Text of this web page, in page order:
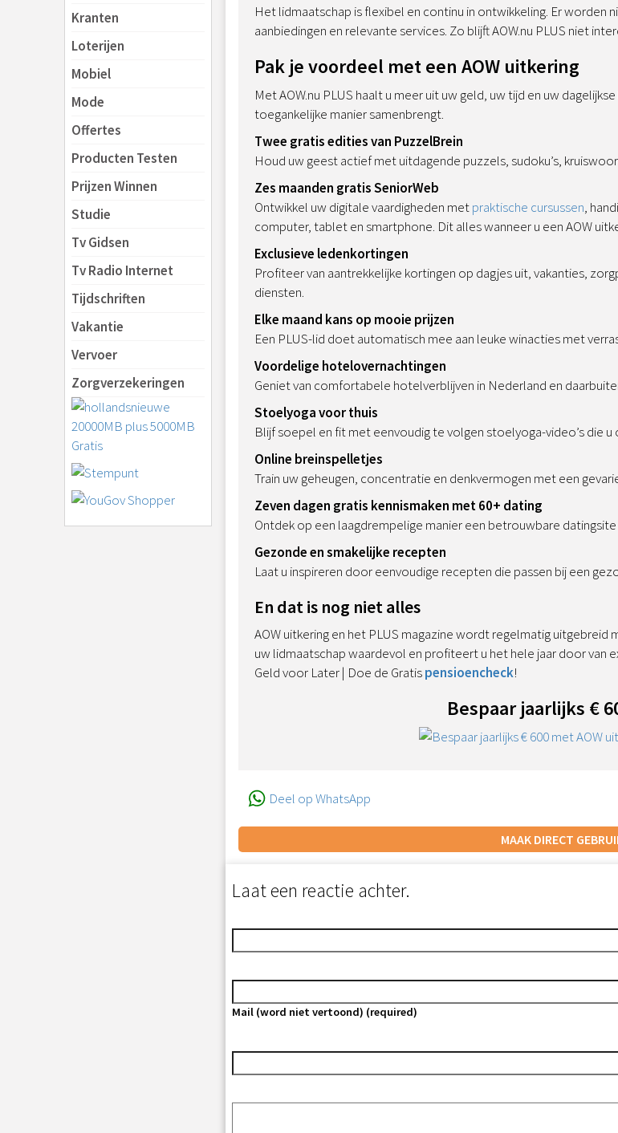
Kranten
Loterijen
Mobiel
Mode
Offertes
Producten Testen
Prijzen Winnen
Studie
Tv Gidsen
Tv Radio Internet
Tijdschriften
Vakantie
Vervoer
Zorgverzekeringen
Het lidmaatschap is flexibel en continu in ontwikkeling. Er
aanbiedingen en relevante services. Zo blijft AOW.nu PLUS niet
Pak je voordeel met een AOW uitkering
Met AOW.nu PLUS haalt u meer uit uw geld, uw tijd en uw
toegankelijke manier samenbrengt.
Twee gratis edities van PuzzelBrein
Houd uw geest actief met uitdagende puzzels, sudoku’s,
Zes maanden gratis SeniorWeb
Ontwikkel uw digitale vaardigheden metpraktische cursussen,
computer, tablet en smartphone. Dit alles wanneer u een AOW
Exclusieve ledenkortingen
Profiteer van aantrekkelijke kortingen op dagjes uit, vakanties,
diensten.
Elke maand kans op mooie prijzen
Een PLUS-lid doet automatisch mee aan leuke winacties met
Voordelige hotelovernachtingen
Geniet van comfortabele hotelverblijven in Nederland en
Stoelyoga voor thuis
Blijf soepel en fit met eenvoudig te volgen stoelyoga-video’s die
Online breinspelletjes
Train uw geheugen, concentratie en denkvermogen met een
Zeven dagen gratis kennismaken met 60+ dating
Ontdek op een laagdrempelige manier een betrouwbare
Gezonde en smakelijke recepten
Laat u inspireren door eenvoudige recepten die passen bij een
En dat is nog niet alles
AOW uitkering en het PLUS magazine wordt regelmatig
uw lidmaatschap waardevol en profiteert u het hele jaar door van
Geld voor Later | Doe de Gratispensioencheck!
Bespaar jaarlijks €
Deel op WhatsApp
MAAK DIRECT
Laat een reactie achter.
Mail (word niet vertoond) (required)